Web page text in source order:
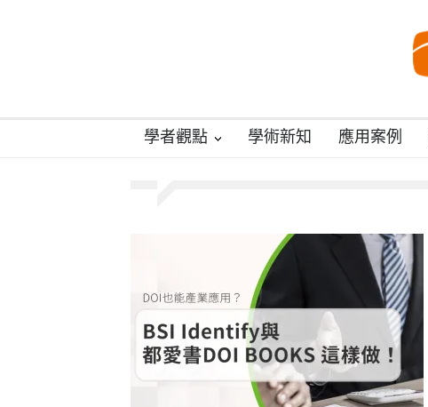
學者觀點 學術新知 應用案例